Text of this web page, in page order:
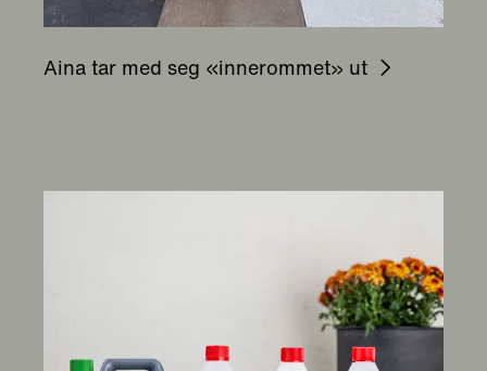
Aina tar med seg «innerommet» ut